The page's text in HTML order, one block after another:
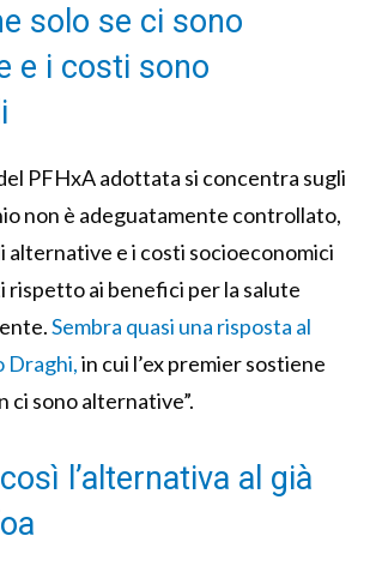
solo se ci sono
e i costi sono
PFHxA adottata si concentra sugli
non è adeguatamente controllato,
alternative e i costi socioeconomici
rispetto ai benefici per la salute
Sembra quasi una risposta al
Draghi,in cui l’ex premier sostiene
ci sono alternative”.
l’alternativa al già